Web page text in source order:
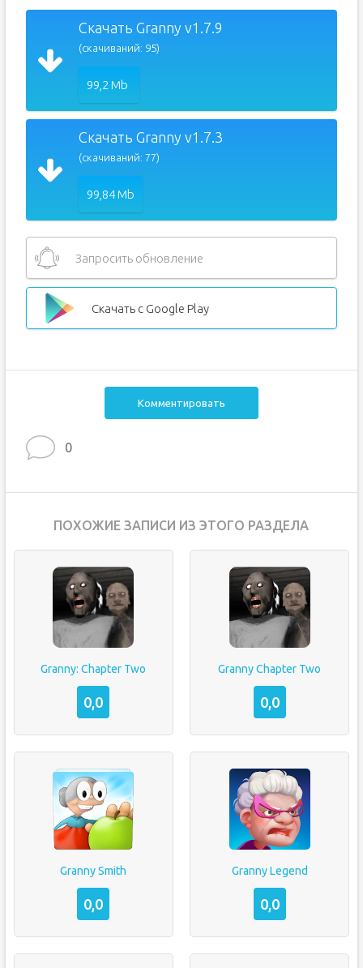
Скачать Granny v1.7.9
(скачиваний: 95)
99,2 Mb
Скачать Granny v1.7.3
(скачиваний: 77)
99,84 Mb
Запросить обновление
Скачать с Google Play
Комментировать
0
ПОХОЖИЕ ЗАПИСИ ИЗ ЭТОГО РАЗДЕЛА
Granny: Chapter Two
0,0
Granny Chapter Two
0,0
Granny Smith
0,0
Granny Legend
0,0